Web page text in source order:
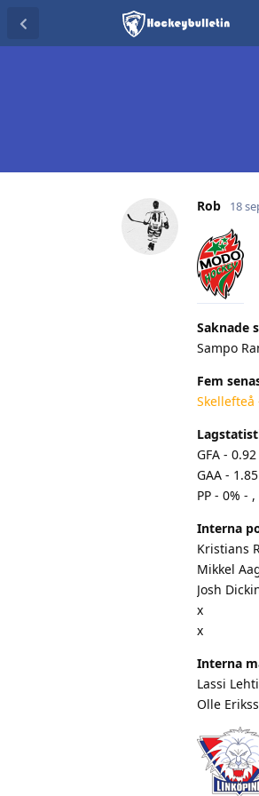
Rob 18
Saknade
Sampo
Fem
Skellefteå
GFA - 0.92
GAA - 1.85
PP - 0% -
Interna
Kristians
Mikkel
Josh
x
x
Interna
Lassi
Olle